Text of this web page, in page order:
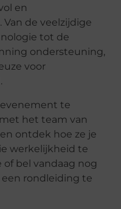
en
de veelzijdige
tot de
ondersteuning,
voor
te
het team van
ontdek hoe ze je
werkelijkheid te
bel vandaag nog
rondleiding te